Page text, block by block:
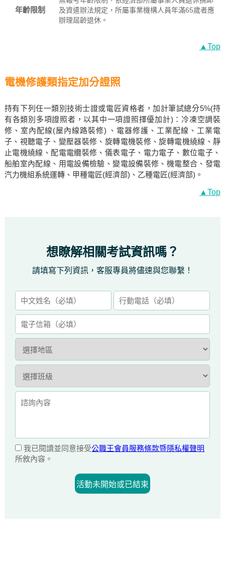
年齡限制
及資遣辦法規定，所屬事業機構人員年滿65歲者應
辦理屆齡退休。
▲Top
電機修護類指定加分證照
持有下列任一類別技術士證或電匠資格者，加計筆試總分5%(持
有各類別多項證照者，以其中一項證照擇優加計)：冷凍空調裝
修、室內配線(屋內線路裝修) 、電器修護、工業配線、工業電
子、視聽電子、變壓器裝修、旋轉電機裝修、旋轉電機繞線、靜
止電機繞線、配電電纜裝修、儀表電子、電力電子、數位電子、
船舶室內配線、用電設備檢驗、變電設備裝修、機電整合、發電
汽力機組系統運轉、甲種電匠(經濟部)、乙種電匠(經濟部)。
▲Top
想瞭解相關考試資訊嗎？
請填寫下列資訊，客服專員將儘速與您聯繫！
我已閱讀並同意接受公職王會員服務條款暨隱私權聲明
所敘內容。
活動未開始或已結束